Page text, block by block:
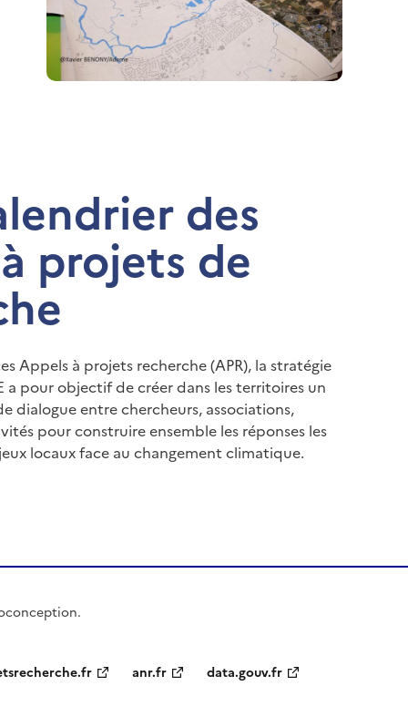
des
projets de
Appels à projets recherche (APR), la stratégie
a pour objectif de créer dans les territoires un
dialogue entre chercheurs, associations,
pour construire ensemble les réponses les
locaux face au changement climatique.
anr.fr data.gouv.fr